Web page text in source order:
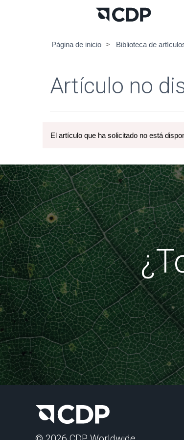
Página de inicio Biblioteca de
Artículo no
El artículo que ha solicitado no está